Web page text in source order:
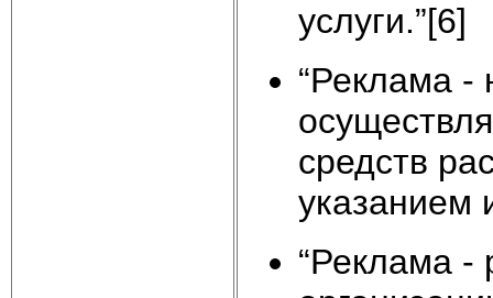
услуги.”[6]
“Реклама
средств
указанием
“Реклама -